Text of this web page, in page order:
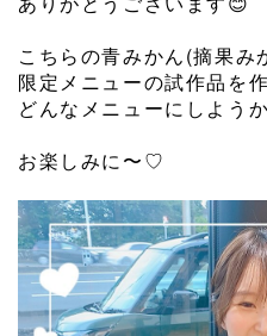
こちらの青みかん(摘果み
限定メニューの試作品を
どんなメニューにしよう
お楽しみに〜♡